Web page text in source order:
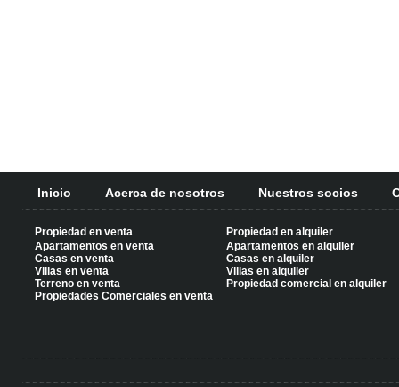
Inicio Acerca de nosotros Nuestros socios
Propiedad en venta
Apartamentos en venta
Casas en venta
Villas en venta
Terreno en venta
Propiedades Comerciales en venta
Propiedad en alquiler
Apartamentos en alquiler
Casas en alquiler
Villas en alquiler
Propiedad comercial en alquiler